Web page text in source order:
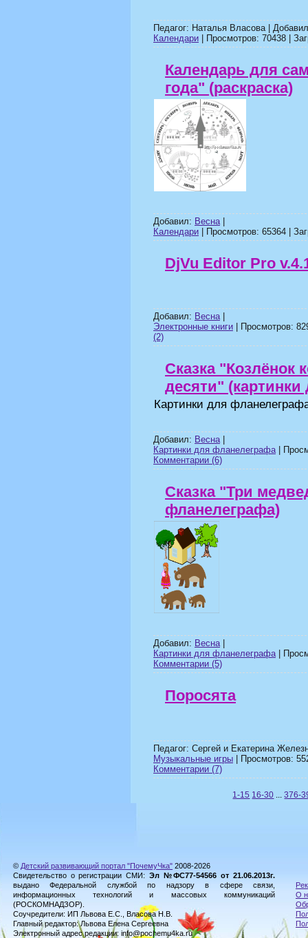
Педагог: Наталья Власова |
Календари | Просмотров: 70438 |
Календарь для
года" (раскраска)
Добавил: Весна|
Календари | Просмотров: 65364 |
DjVu Editor Pro
Добавил: Весна|
Электронные книги | Просмотров:
(2)
Сказка "Козлёнок
десяти"
Картинки для
Добавил: Весна|
Картинки для фланелеграфа|
Комментарии (6)
Сказка "Три
фланелеграфа)
Добавил: Весна|
Картинки для фланелеграфа|
Комментарии (5)
Поросята
Педагог: Сергей и Екатерина
Музыкальные игры | Просмотров:
Комментарии (7)
1-15 16-30 ... 376-
© Детский развивающий портал "ПочемуЧка" 2008-2026
Свидетельство о регистрации СМИ: Эл №ФС77-54566 от 21.06.2013г.
выдано Федеральной службой по надзору в сфере связи,
информационных технологий и массовых коммуникаций
(РОСКОМНАДЗОР).
Соучредители: ИП Львова Е.С., Власова Н.В.
Главный редактор: Львова Елена Сергеевна
Электронный адрес редакции: info@pochemu4ka.ru
О